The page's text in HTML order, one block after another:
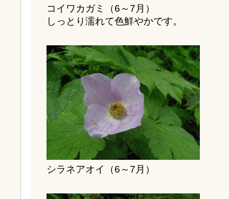
コイワカガミ（6～7月）
しっとり濡れて色鮮やかです。
シラネアオイ（6～7月）